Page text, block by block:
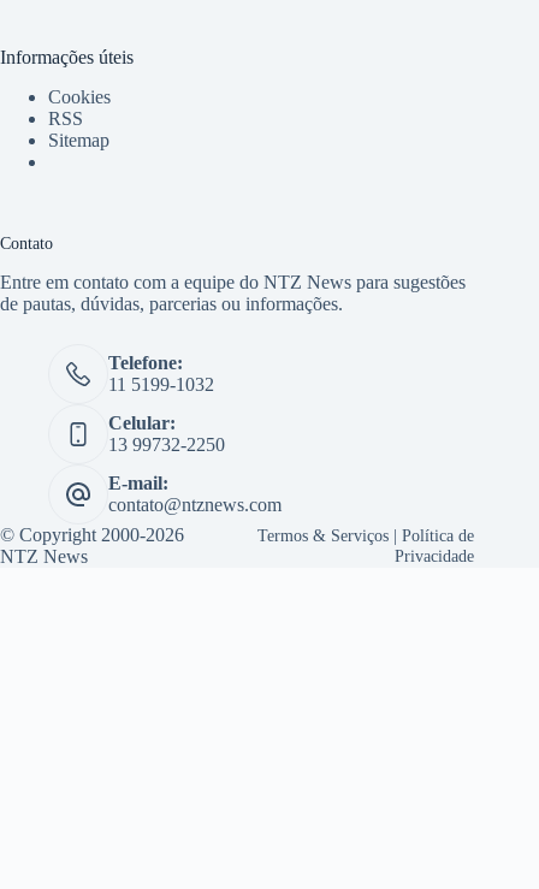
Informações úteis
Cookies
RSS
Sitemap
Contato
Entre em contato com a equipe do NTZ News para sugestões
de pautas, dúvidas, parcerias ou informações.
Telefone:
11 5199-1032
Celular:
13 99732-2250
E-mail:
contato@ntznews.com
© Copyright 2000-2026
NTZ News
Termos & Serviços |Política de
Privacidade